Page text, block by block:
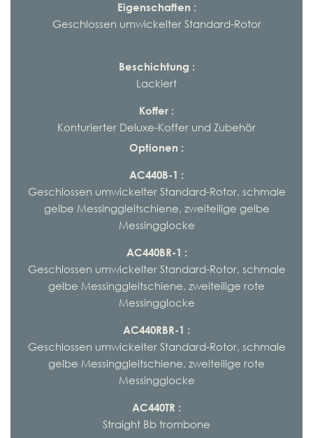
Eigenschaften :
Geschlossen umwickelter Standard-Rotor
Beschichtung :
Lackiert
Koffer :
Konturierter Deluxe-Koffer und Zubehör
Optionen :
AC440B-1 :
Geschlossen umwickelter Standard-Rotor, schmale
gelbe Messinggleitschiene, zweiteilige gelbe
Messingglocke
AC440BR-1 :
Geschlossen umwickelter Standard-Rotor, schmale
gelbe Messinggleitschiene, zweiteilige rote
Messingglocke
AC440RBR-1 :
Geschlossen umwickelter Standard-Rotor, schmale
gelbe Messinggleitschiene, zweiteilige rote
Messingglocke
AC440TR :
Straight Bb trombone